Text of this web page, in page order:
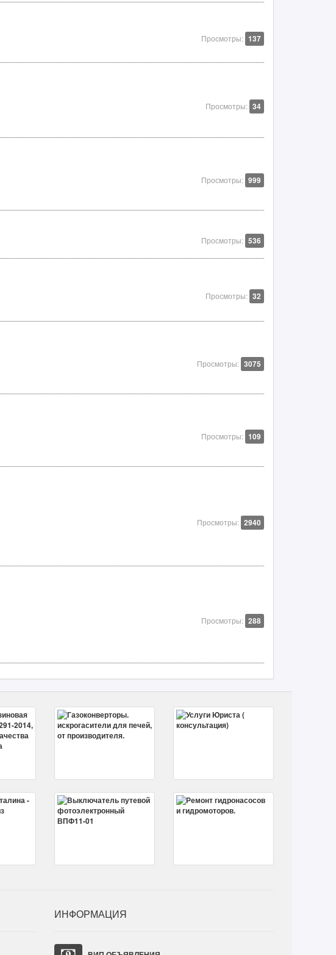
Просмотры: 137
Просмотры: 34
Просмотры: 999
Просмотры: 536
Просмотры: 32
Просмотры: 3075
Просмотры: 109
Просмотры: 2940
Просмотры: 288
ИНФОРМАЦИЯ